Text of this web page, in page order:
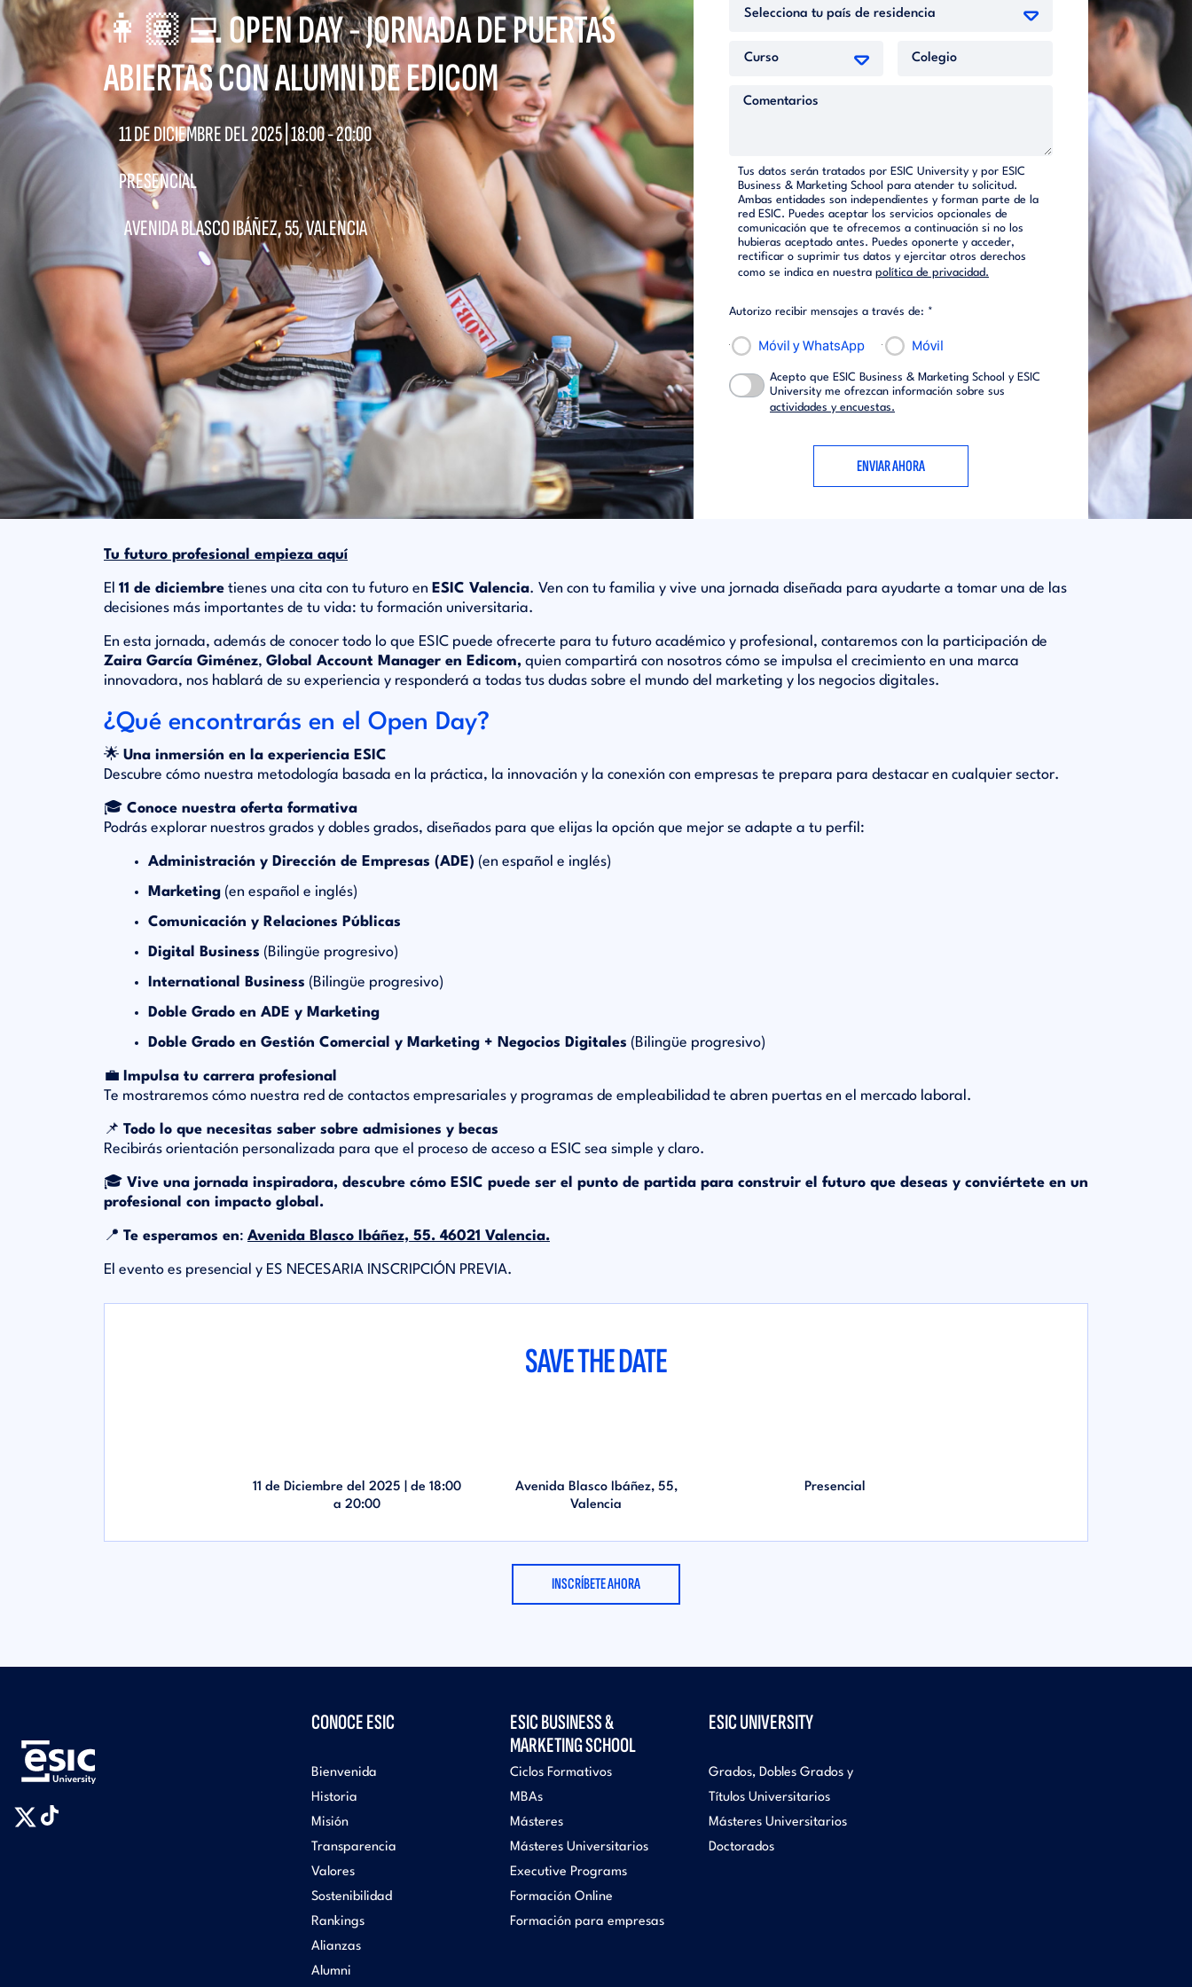
👩🏽‍💻 OPEN DAY - JORNADA DE PUERTAS
ABIERTAS CON ALUMNI DE EDICOM
11 DE DICIEMBRE DEL 2025 |18:00-20:00
PRESENCIAL
AVENIDA BLASCO IBÁÑEZ, 55, VALENCIA
Tus datos serán tratados por ESIC University y por ESIC
Business & Marketing School para atender tu solicitud.
Ambas entidades son independientes y forman parte de la
red ESIC. Puedes aceptar los servicios opcionales de
comunicación que te ofrecemos a continuación si no los
hubieras aceptado antes. Puedes oponerte y acceder,
rectificar o suprimir tus datos y ejercitar otros derechos
como se indica en nuestra política de privacidad.
Autorizo recibir mensajes a través de: *
Móvil y WhatsApp Móvil
Acepto que ESIC Business & Marketing School y ESIC
University me ofrezcan información sobre sus
actividades y encuestas.
Tu futuro profesional empieza aquí
El 11 de diciembre tienes una cita con tu futuro en ESIC Valencia. Ven con tu familia y vive una jornada diseñada para ayudarte a tomar una de las
decisiones más importantes de tu vida: tu formación universitaria.
En esta jornada, además de conocer todo lo que ESIC puede ofrecerte para tu futuro académico y profesional, contaremos con la participación de
Zaira García Giménez, Global Account Manager en Edicom, quien compartirá con nosotros cómo se impulsa el crecimiento en una marca
innovadora, nos hablará de su experiencia y responderá a todas tus dudas sobre el mundo del marketing y los negocios digitales.
¿Qué encontrarás en el Open Day?
🌟 Una inmersión en la experiencia ESIC
Descubre cómo nuestra metodología basada en la práctica, la innovación y la conexión con empresas te prepara para destacar en cualquier sector.
🎓 Conoce nuestra oferta formativa
Podrás explorar nuestros grados y dobles grados, diseñados para que elijas la opción que mejor se adapte a tu perfil:
Administración y Dirección de Empresas (ADE) (en español e inglés)
Marketing (en español e inglés)
Comunicación y Relaciones Públicas
Digital Business (Bilingüe progresivo)
International Business (Bilingüe progresivo)
Doble Grado en ADE y Marketing
Doble Grado en Gestión Comercial y Marketing + Negocios Digitales (Bilingüe progresivo)
💼 Impulsa tu carrera profesional
Te mostraremos cómo nuestra red de contactos empresariales y programas de empleabilidad te abren puertas en el mercado laboral.
📌 Todo lo que necesitas saber sobre admisiones y becas
Recibirás orientación personalizada para que el proceso de acceso a ESIC sea simple y claro.
🎓 Vive una jornada inspiradora, descubre cómo ESIC puede ser el punto de partida para construir el futuro que deseas y conviértete en un
profesional con impacto global.
📍 Te esperamos en: Avenida Blasco Ibáñez, 55. 46021 Valencia.
El evento es presencial y ES NECESARIA INSCRIPCIÓN PREVIA.
SAVE THE DATE
11 de Diciembre del 2025 | de 18:00
a 20:00
Avenida Blasco Ibáñez, 55,
Valencia
Presencial
INSCRÍBETE AHORA
CONOCE ESIC
Bienvenida
Historia
Misión
Transparencia
Valores
Sostenibilidad
Rankings
Alianzas
Alumni
ESIC BUSINESS &
MARKETING SCHOOL
Ciclos Formativos
MBAs
Másteres
Másteres Universitarios
Executive Programs
Formación Online
Formación para empresas
ESIC UNIVERSITY
Grados, Dobles Grados y
Títulos Universitarios
Másteres Universitarios
Doctorados